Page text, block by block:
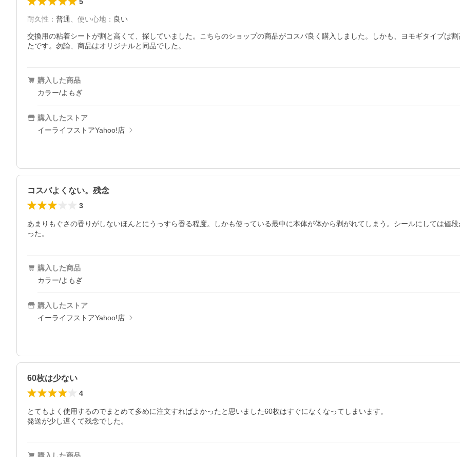
耐久性 ： 普通 、 使い心地 ： 良い
交換用の粘着シートが割と高くて、探していました。こちらのショップの商品がコスパ良く購入しました。しかも、ヨモギタイプは
たです。勿論、商品はオリジナルと同品でした。
購入した商品
カラー/よもぎ
購入したストア
イーライフストアYahoo!店
コスバよくない。残念
3
あまりもぐさの香りがしないほんとにうっすら香る程度。しかも使っている最中に本体が体から剥がれてしまう。シールにしては値
った。
購入した商品
カラー/よもぎ
購入したストア
イーライフストアYahoo!店
60枚は少ない
4
とてもよく使用するのでまとめて多めに注文すればよかったと思いました60枚はすぐになくなってしまいます。
発送が少し遅くて残念でした。